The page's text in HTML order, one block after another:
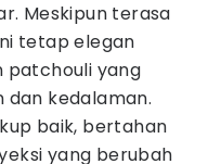
Meskipun terasa
tetap elegan
patchouli yang
kedalaman.
baik, bertahan
yang berubah